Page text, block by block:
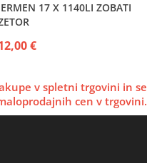
17 X 1140LI ZOBATI
€
v spletni trgovini in se
cen v trgovini.